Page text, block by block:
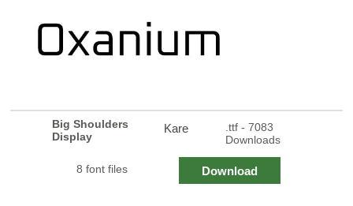
Big Shoulders
Display
Kare
.ttf - 7083
Downloads
8 font files Download